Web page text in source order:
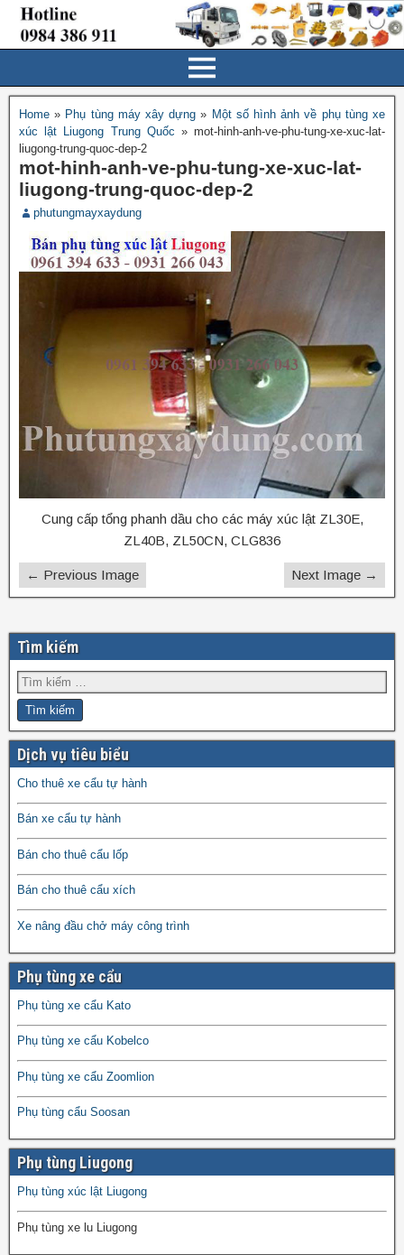
Home » Phụ tùng máy xây dựng » Một số hình ảnh về phụ tùng xe
xúc lật Liugong Trung Quốc »mot-hinh-anh-ve-phu-tung-xe-xuc-lat-
liugong-trung-quoc-dep-2
mot-hinh-anh-ve-phu-tung-xe-xuc-lat-
liugong-trung-quoc-dep-2
phutungmayxaydung
Cung cấp tổng phanh dầu cho các máy xúc lật ZL30E,
ZL40B, ZL50CN, CLG836
← Previous Image Next Image →
Tìm kiếm
Dịch vụ tiêu biểu
Cho thuê xe cẩu tự hành
Bán xe cẩu tự hành
Bán cho thuê cẩu lốp
Bán cho thuê cẩu xích
Xe nâng đầu chở máy công trình
Phụ tùng xe cẩu
Phụ tùng xe cẩu Kato
Phụ tùng xe cẩu Kobelco
Phụ tùng xe cẩu Zoomlion
Phụ tùng cẩu Soosan
Phụ tùng Liugong
Phụ tùng xúc lật Liugong
Phụ tùng xe lu Liugong